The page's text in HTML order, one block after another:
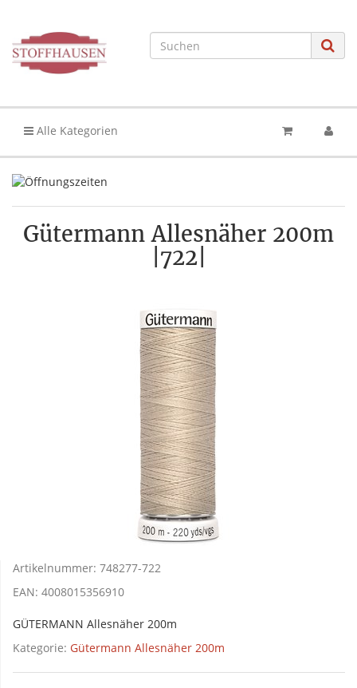
Alle Kategorien
Gütermann Allesnäher 200m
|722|
Artikelnummer: 748277-722
EAN: 4008015356910
GÜTERMANN Allesnäher 200m
Kategorie: Gütermann Allesnäher 200m